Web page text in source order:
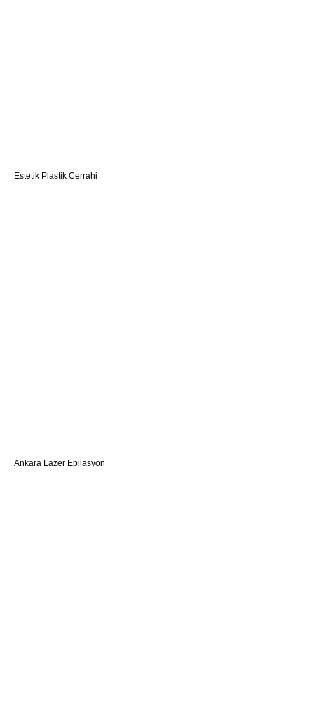
Estetik Plastik Cerrahi
Ankara Lazer Epilasyon